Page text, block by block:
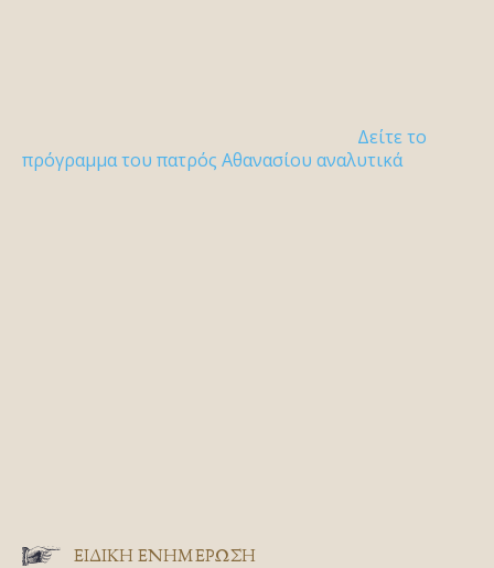
Δείτε το
πρόγραμμα του πατρός Αθανασίου αναλυτικά
ΕΙΔΙΚΉ ΕΝΗΜΈΡΩΣΗ